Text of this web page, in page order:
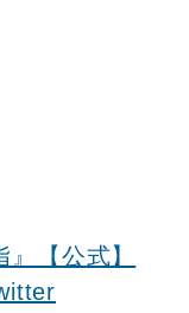
【公式】